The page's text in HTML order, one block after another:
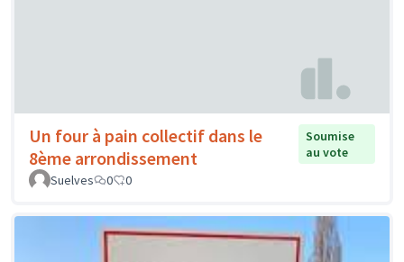
Un four à pain collectif dans le
8ème arrondissement
Soumise
au vote
Suelves
0 0